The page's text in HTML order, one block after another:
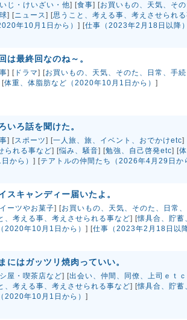
じ・けいざい・他] [食事] [お買いもの、天気、そ
] [ニュース] [思うこと、考える事、考えさせられ
年10月1日から） ] [仕事（2023年2月18日以降
は最終回なのね～。
] [ ドラマ] [お買いもの、天気、そのた、日常、手
[体重、体脂肪など（2020年10月1日から） ]
いろ話を聞けた。
] [スポーツ] [一人旅、旅、イベント、おでかけetc]
られる事など] [悩み、騒音] [勉強、自己啓発etc] [
から） ] [テアトルの仲間たち（2026年4月29日か
スキャンディー届いたよ。
ーツやお菓子] [お買いもの、天気、そのた、日常
、考える事、考えさせられる事など] [懐具合、貯
2020年10月1日から） ] [仕事（2023年2月18日以
にはガッツリ焼肉っていい。
屋・喫茶店など] [出会い、仲間、同僚、上司ｅｔ
、考える事、考えさせられる事など] [懐具合、貯
2020年10月1日から） ]